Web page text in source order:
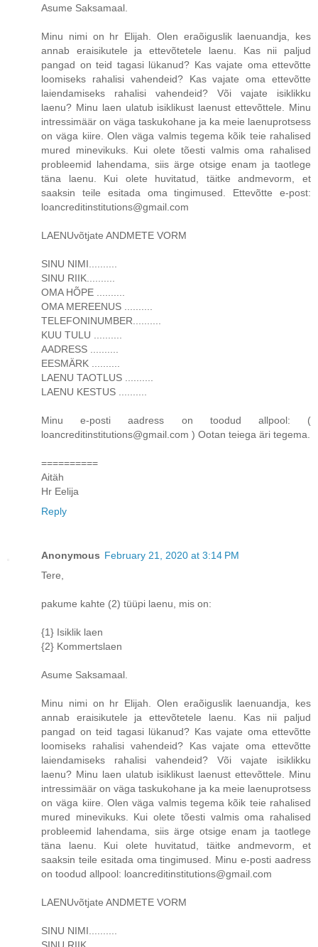
Asume Saksamaal.
Minu nimi on hr Elijah. Olen eraõiguslik laenuandja, kes
annab eraisikutele ja ettevõtetele laenu. Kas nii paljud
pangad on teid tagasi lükanud? Kas vajate oma ettevõtte
loomiseks rahalisi vahendeid? Kas vajate oma ettevõtte
laiendamiseks rahalisi vahendeid? Või vajate isiklikku
laenu? Minu laen ulatub isiklikust laenust ettevõttele. Minu
intressimäär on väga taskukohane ja ka meie laenuprotsess
on väga kiire. Olen väga valmis tegema kõik teie rahalised
mured minevikuks. Kui olete tõesti valmis oma rahalised
probleemid lahendama, siis ärge otsige enam ja taotlege
täna laenu. Kui olete huvitatud, täitke andmevorm, et
saaksin teile esitada oma tingimused. Ettevõtte e-post:
loancreditinstitutions@gmail.com
LAENUvõtjate ANDMETE VORM
SINU NIMI..........
SINU RIIK..........
OMA HÕPE ..........
OMA MEREENUS ..........
TELEFONINUMBER..........
KUU TULU ..........
AADRESS ..........
EESMÄRK ..........
LAENU TAOTLUS ..........
LAENU KESTUS ..........
Minu e-posti aadress on toodud allpool: (
loancreditinstitutions@gmail.com ) Ootan teiega äri tegema.
==========
Aitäh
Hr Eelija
Reply
Anonymous February 21, 2020 at 3:14 PM
Tere,
pakume kahte (2) tüüpi laenu, mis on:
{1} Isiklik laen
{2} Kommertslaen
Asume Saksamaal.
Minu nimi on hr Elijah. Olen eraõiguslik laenuandja, kes
annab eraisikutele ja ettevõtetele laenu. Kas nii paljud
pangad on teid tagasi lükanud? Kas vajate oma ettevõtte
loomiseks rahalisi vahendeid? Kas vajate oma ettevõtte
laiendamiseks rahalisi vahendeid? Või vajate isiklikku
laenu? Minu laen ulatub isiklikust laenust ettevõttele. Minu
intressimäär on väga taskukohane ja ka meie laenuprotsess
on väga kiire. Olen väga valmis tegema kõik teie rahalised
mured minevikuks. Kui olete tõesti valmis oma rahalised
probleemid lahendama, siis ärge otsige enam ja taotlege
täna laenu. Kui olete huvitatud, täitke andmevorm, et
saaksin teile esitada oma tingimused. Minu e-posti aadress
on toodud allpool: loancreditinstitutions@gmail.com
LAENUvõtjate ANDMETE VORM
SINU NIMI..........